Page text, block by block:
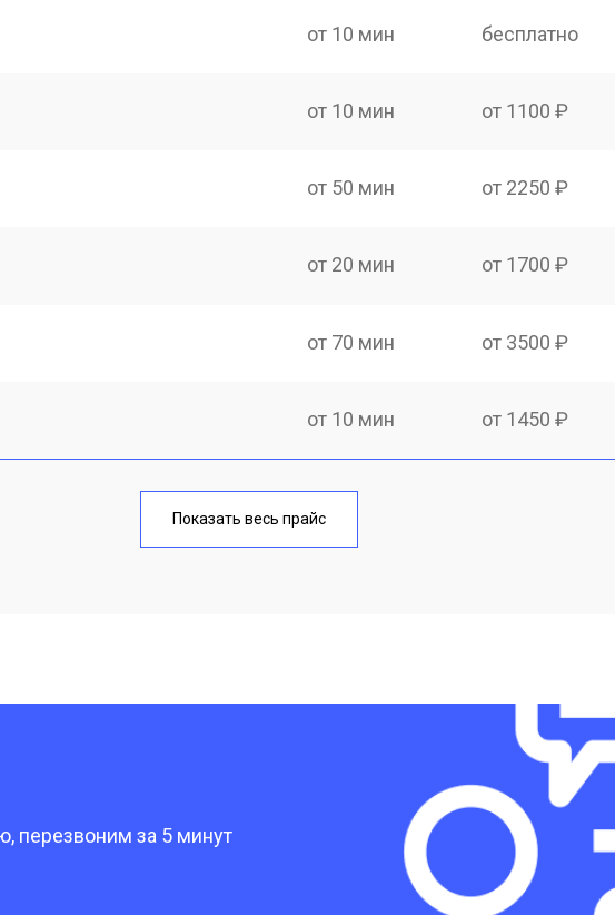
от 10 мин бесплатно
от 10 мин от 1100 ₽
от 50 мин от 2250 ₽
от 20 мин от 1700 ₽
от 70 мин от 3500 ₽
от 10 мин от 1450 ₽
от 40 мин
от 3300 ₽
от 1400 ₽
от 2700 ₽
Показать весь прайс
перезвоним за 5 минут